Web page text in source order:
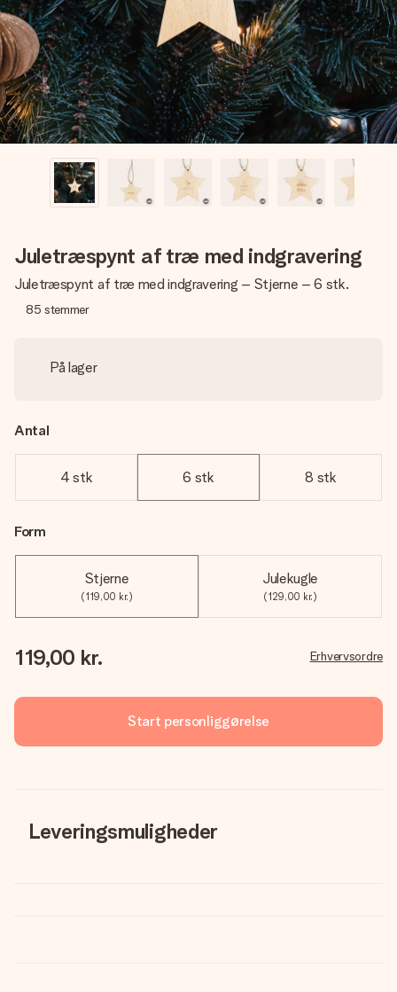
billede af dig eller en besked, der går lige i hendes hjerte.
Intet besvær men udelukkende en masse kærlighed i
øjeblikket.
Juletræspynt af træ med indgravering
Juletræspynt af træ med indgravering – Stjerne – 6 stk.
85 stemmer
På lager
Antal
4 stk 6 stk 8 stk
Form
Stjerne
(119,00 kr.)
Julekugle
(129,00 kr.)
119,00 kr. Erhvervsordre
Start personliggørelse
Leveringsmuligheder